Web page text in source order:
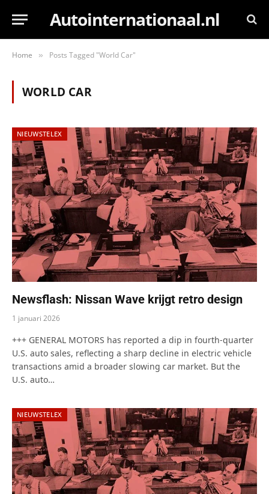
Autointernationaal.nl
Home » Posts Tagged "World Car"
WORLD CAR
NIEUWSTELEX
Newsflash: Nissan Wave krijgt retro design
1 januari 2026
+++ GENERAL MOTORS has reported a dip in fourth-quarter
U.S. auto sales, reflecting a sharp decline in electric vehicle
transactions amid a broader slowing car market. But the
U.S. auto…
NIEUWSTELEX